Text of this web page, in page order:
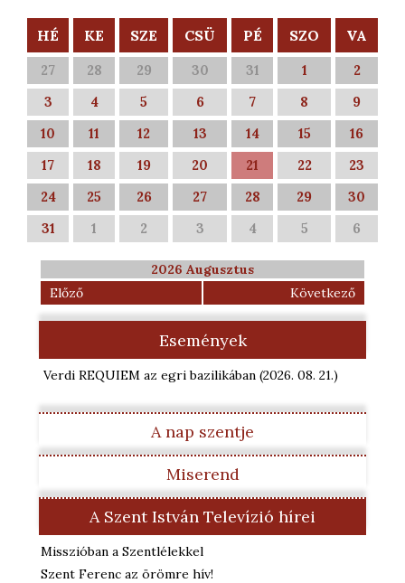
HÉ KE SZE CSÜ PÉ SZO VA
27 28 29 30 31 1
2
3
4 5 6 7 8
9
10
11 12 13 14 15
16
17
18 19 20 21 22
23
24
25 26 27 28 29
30
31
1 2 3 4 5 6
2026 Augusztus
Előző
Következő
Események
Verdi REQUIEM az egri bazilikában (2026. 08. 21.)
A nap szentje
Miserend
A Szent István Televízió hírei
Misszióban a Szentlélekkel
Szent Ferenc az örömre hív!